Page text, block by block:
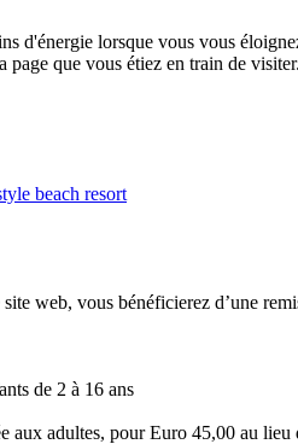
d'énergie lorsque vous vous
que vous étiez en train de visiter.
beach resort
web, vous bénéficierez d’une
de 2 à 16 ans
aux adultes, pour Euro 45,00 au